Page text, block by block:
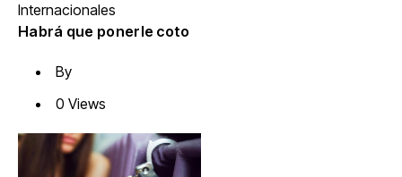
Internacionales
Habrá que ponerle coto
By
0 Views